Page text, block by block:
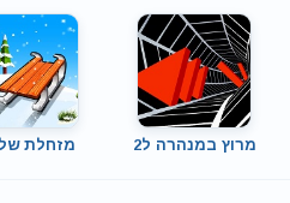
מרוץ במנהרה ל2 מזחלת